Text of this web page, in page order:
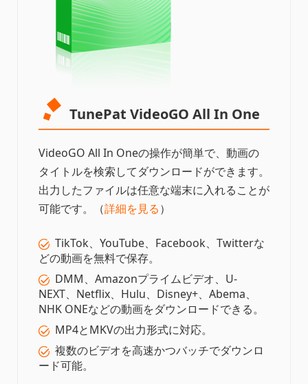
TunePat VideoGO All In One
VideoGO All In Oneの操作が簡単で、動画の
タイトルを検索してダウンロードができます。
出力したファイルは任意な端末に入れることが
可能です。（詳細を見る）
TikTok、YouTube、Facebook、Twitterな
どの動画を無料で保存。
DMM、Amazonプライムビデオ、U-
NEXT、Netflix、Hulu、Disney+、Abema、
NHK ONEなどの動画をダウンロードできる。
MP4とMKVの出力形式に対応。
複数のビデオを高速かつバッチでダウンロ
ード可能。